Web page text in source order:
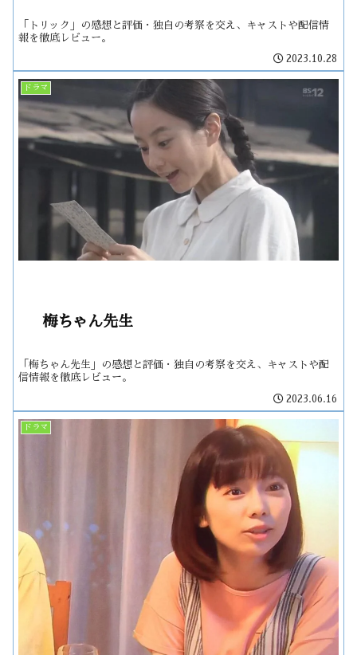
「トリック」の感想と評価・独自の考察を交え、キャストや配信情
報を徹底レビュー。
2023.10.28
ドラマ
梅ちゃん先生
「梅ちゃん先生」の感想と評価・独自の考察を交え、キャストや配
信情報を徹底レビュー。
2023.06.16
ドラマ